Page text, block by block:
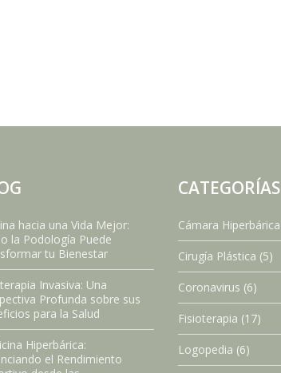
hacia una Vida Mejor:
la Podología Puede
tu Bienestar
Invasiva: Una
Profunda sobre sus
para la Salud
Hiperbárica:
el Rendimiento
CATEGORÍAS
Cámara Hiperbárica
Cirugía Plástica (5)
Coronavirus (6)
Fisioterapia (17)
Logopedia (6)